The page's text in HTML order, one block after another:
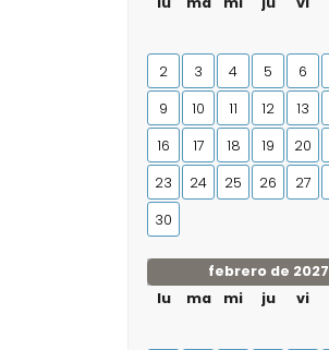
2
3 4 5 6
9
10 11 12 13
16
17 18 19 20
23
24 25 26 27
30
febrero de 2027
lu
ma mi ju vi